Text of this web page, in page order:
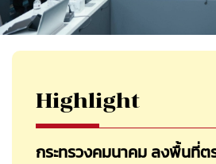
Highlight
กระทรวงคมนาคม ลงพื้นที่ต